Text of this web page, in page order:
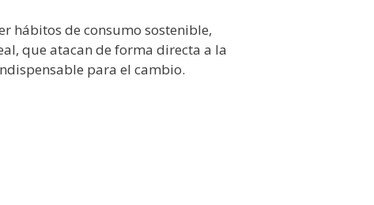
hábitos de consumo sostenible,
que atacan de forma directa a la
para el cambio.